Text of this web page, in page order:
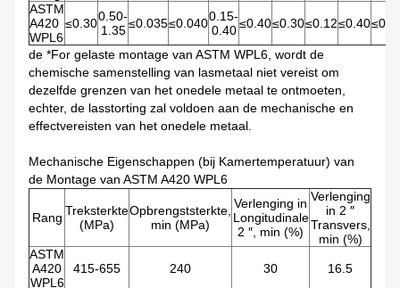
ASTM
A420
WPL6
≤0.300.50-
1.35 ≤0.035≤0.0400.15-
0.40 ≤0.40≤0.30≤0.12≤0.40
de *For gelaste montage van ASTM WPL6, wordt de
chemische samenstelling van lasmetaal niet vereist om
dezelfde grenzen van het onedele metaal te ontmoeten,
echter, de lasstorting zal voldoen aan de mechanische en
effectvereisten van het onedele metaal.
Mechanische Eigenschappen (bij Kamertemperatuur) van
de Montage van ASTM A420 WPL6
Rang Treksterkte
(MPa)
Opbrengststerkte,
min (MPa)
Verlenging in
Longitudinale
2 ″, min (%)
Verlenging
in 2 ″
Transvers,
min (%)
ASTM
A420
WPL6
415-655 240 30 16.5